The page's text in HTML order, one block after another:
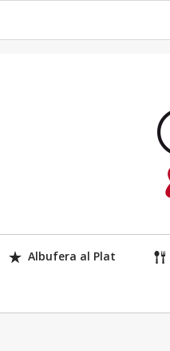
Albufera al Plat